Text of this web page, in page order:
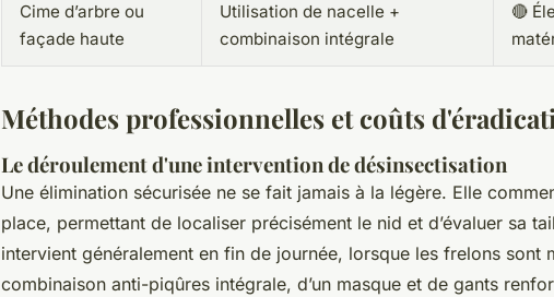
Cime d’arbre ou
façade haute
Utilisation de nacelle +
combinaison intégrale
🔴
Méthodes professionnelles et coûts
Le déroulement d'une intervention de désinsectisation
Une élimination sécurisée ne se fait jamais à la légère. Elle
place, permettant de localiser précisément le nid et d’évaluer sa
intervient généralement en fin de journée, lorsque les frelons sont
combinaison anti-piqûres intégrale, d’un masque et de gants